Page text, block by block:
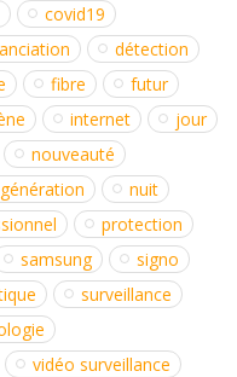
covid19
détection
fibre
futur
internet
jour
nouveauté
nuit
protection
samsung
signo
surveillance
vidéo surveillance